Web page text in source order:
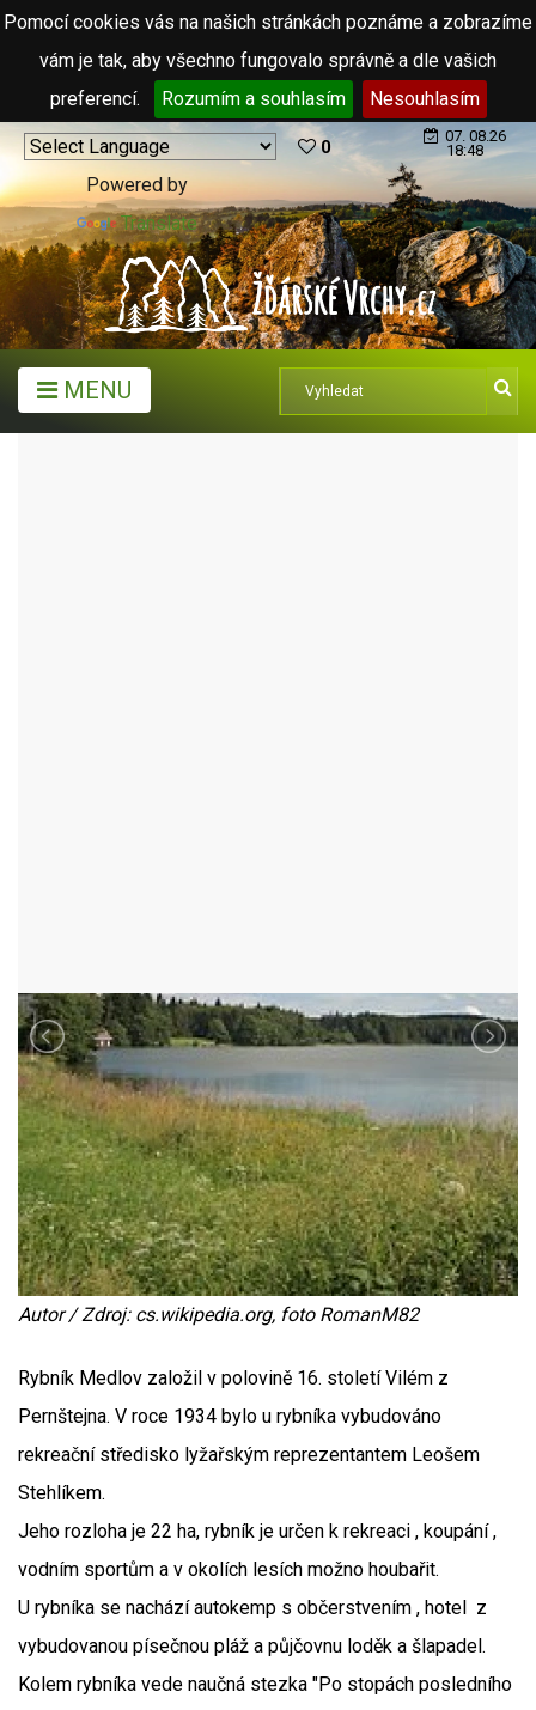
Pomocí cookies vás na našich stránkách poznáme a zobrazíme
vám je tak, aby všechno fungovalo správně a dle vašich
preferencí.
Rozumím a souhlasím Nesouhlasím
Powered by
Translate
0
07. 08.26
18:48
MENU
Autor / Zdroj: cs.wikipedia.org, foto RomanM82
Rybník Medlov založil v polovině 16. století Vilém z
Pernštejna. V roce 1934 bylo u rybníka vybudováno
rekreační středisko lyžařským reprezentantem Leošem
Stehlíkem.
Jeho rozloha je 22 ha, rybník je určen k rekreaci , koupání ,
vodním sportům a v okolích lesích možno houbařit.
U rybníka se nachází autokemp s občerstvením , hotel z
vybudovanou písečnou pláž a půjčovnu loděk a šlapadel.
Kolem rybníka vede naučná stezka "Po stopách posledního